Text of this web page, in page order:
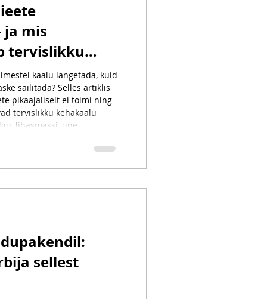
ja mis
tervislikku
hoida
kaalu langetada, kuid
säilitada? Selles artiklis
pikaajaliselt ei toimi ning
tervislikku kehakaalu
lihasmassi, une,
ja jätkusuutlike eluviiside
soovitusi
sellest